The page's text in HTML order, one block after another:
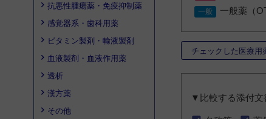
抗悪性腫瘍薬・免疫抑制薬
感覚器系・歯科用薬
ビタミン製剤・輸液製剤
血液製剤・血液作用薬
透析
漢方薬
その他
一般薬（
チェックした医療用
▼比較する添付文